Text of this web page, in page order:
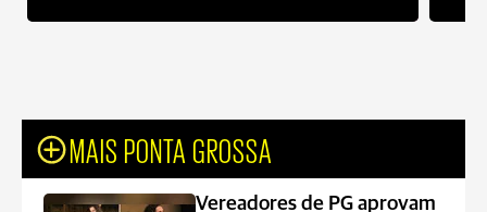
MAIS PONTA GROSSA
Vereadores de PG aprovam